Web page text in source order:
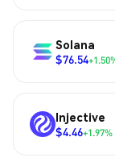
Solana
$76.54
Injective
$4.46+1.97%